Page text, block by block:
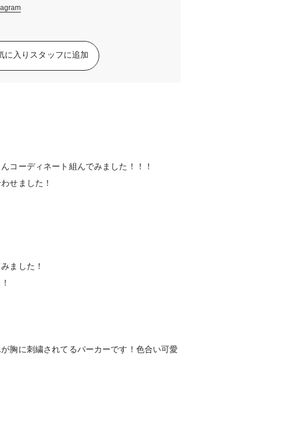
に入りスタッフに追加
コーディネート組んでみました！！！
せました！
ました！
胸に刺繍されてるパーカーです！色合い可愛